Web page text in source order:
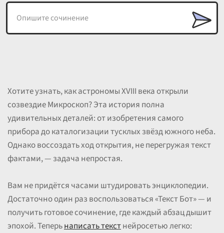
Хотите узнать, как астрономы XVIII века открыли
созвездие Микроскоп? Эта история полна
удивительных деталей: от изобретения самого
прибора до каталогизации тусклых звёзд южного неба.
Однако воссоздать ход открытия, не перегружая текст
фактами, — задача непростая.
Вам не придётся часами штудировать энциклопедии.
Достаточно один раз воспользоваться «Текст Бот» — и
получить готовое сочинение, где каждый абзац дышит
эпохой. Теперьнаписать текстнейросетью легко: